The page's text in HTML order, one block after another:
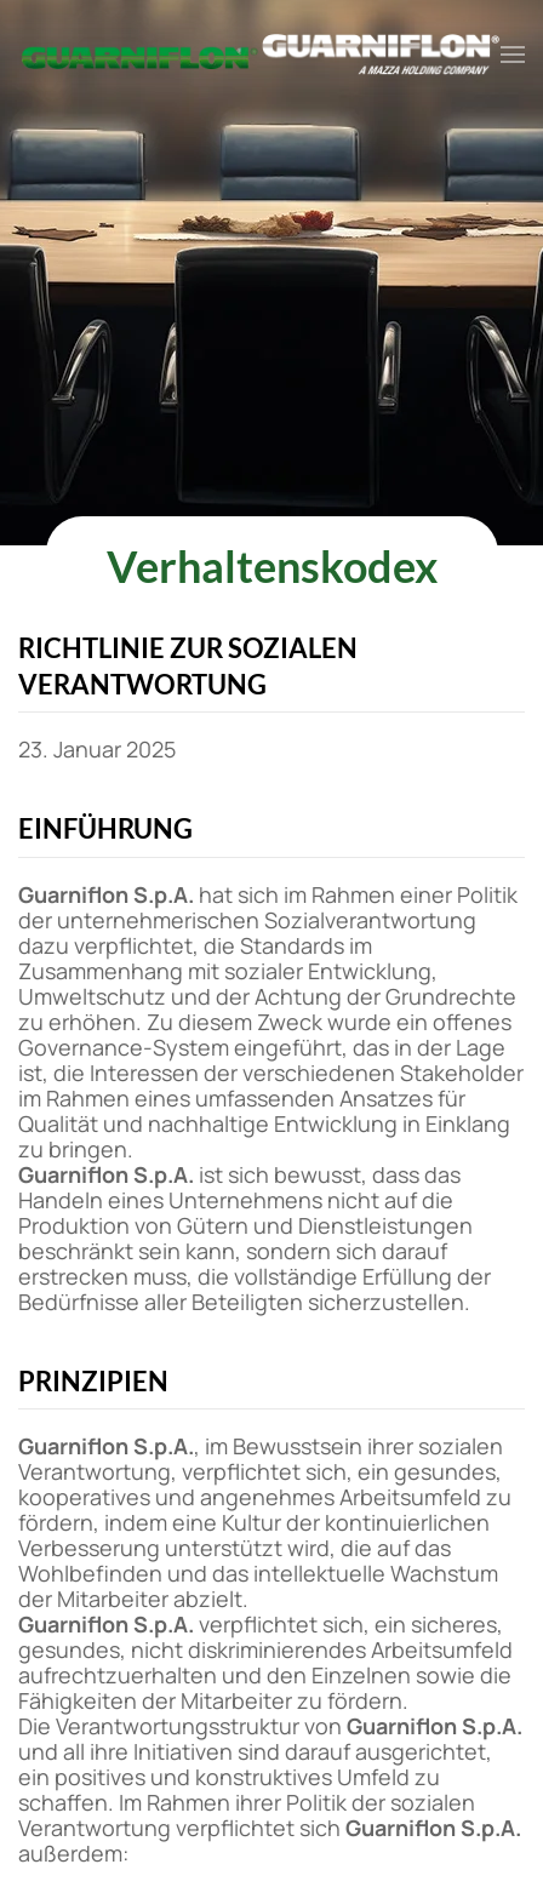
Zum Hauptinhalt springen
Verhaltenskodex
RICHTLINIE ZUR SOZIALEN
VERANTWORTUNG
23. Januar 2025
EINFÜHRUNG
Guarniflon S.p.A. hat sich im Rahmen einer Politik
der unternehmerischen Sozialverantwortung
dazu verpflichtet, die Standards im
Zusammenhang mit sozialer Entwicklung,
Umweltschutz und der Achtung der Grundrechte
zu erhöhen. Zu diesem Zweck wurde ein offenes
Governance-System eingeführt, das in der Lage
ist, die Interessen der verschiedenen Stakeholder
im Rahmen eines umfassenden Ansatzes für
Qualität und nachhaltige Entwicklung in Einklang
zu bringen.
Guarniflon S.p.A. ist sich bewusst, dass das
Handeln eines Unternehmens nicht auf die
Produktion von Gütern und Dienstleistungen
beschränkt sein kann, sondern sich darauf
erstrecken muss, die vollständige Erfüllung der
Bedürfnisse aller Beteiligten sicherzustellen.
PRINZIPIEN
Guarniflon S.p.A., im Bewusstsein ihrer sozialen
Verantwortung, verpflichtet sich, ein gesundes,
kooperatives und angenehmes Arbeitsumfeld zu
fördern, indem eine Kultur der kontinuierlichen
Verbesserung unterstützt wird, die auf das
Wohlbefinden und das intellektuelle Wachstum
der Mitarbeiter abzielt.
Guarniflon S.p.A. verpflichtet sich, ein sicheres,
gesundes, nicht diskriminierendes Arbeitsumfeld
aufrechtzuerhalten und den Einzelnen sowie die
Fähigkeiten der Mitarbeiter zu fördern.
Die Verantwortungsstruktur von Guarniflon S.p.A.
und all ihre Initiativen sind darauf ausgerichtet,
ein positives und konstruktives Umfeld zu
schaffen. Im Rahmen ihrer Politik der sozialen
Verantwortung verpflichtet sich Guarniflon S.p.A.
außerdem: